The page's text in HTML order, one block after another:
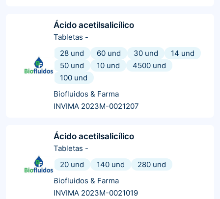
Ácido acetilsalicílico
Tabletas -
28 und
60 und 30 und
14 und
50 und
10 und
4500 und
100 und
Biofluidos & Farma
INVIMA 2023M-0021207
Ácido acetilsalicílico
Tabletas -
20 und
140 und
280 und
Biofluidos & Farma
INVIMA 2023M-0021019